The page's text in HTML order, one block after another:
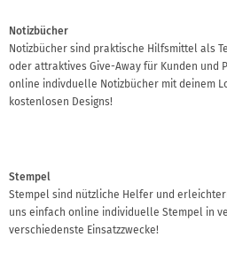
Notizbücher
Notizbücher sind praktische Hilfsmittel als
oder attraktives Give-Away für Kunden und
online indivduelle Notizbücher mit deinem
kostenlosen Designs!
Stempel
Stempel sind nützliche Helfer und
uns einfach online individuelle Stempel in
verschiedenste Einsatzzwecke!